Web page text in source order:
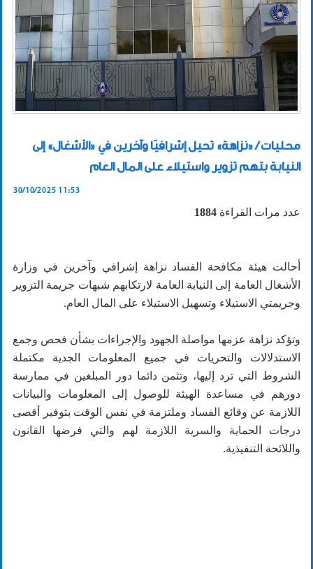
محليات / «نزاهة» تحيل إشرافيًا وآخرين في «الأشغال» إلى
النيابة بتهم تزوير واستيلاء على المال العام
30/10/2025 11:53
عدد مرات القراءة 1884
أحالت هيئة مكافحة الفساد نزاهة إشرافي وآخرين في وزارة
الأشغال العامة إلى النيابة العامة لارتكابهم شبهات جريمة التزوير
وجريمتي الاستيلاء وتسهيل الاستيلاء على المال العام.
وتؤكد نزاهة عزمها مواصلة الجهود والإجراءات بشأن فحص وجمع
الاستدلالات والتحريات في جميع المعلومات الجدية مكتملة
الشروط التي ترد إليها، وتثمن دائما دور المبلغين في ممارسة
دورهم في مساعدة الهيئة للوصول إلى المعلومات والبيانات
اللازمة عن وقائع الفساد وملتزمة في نفس الوقت بتوفير أقصى
درجات الحماية والسرية اللازمة لهم والتي فرضها القانون
واللائحة التنفيذية.